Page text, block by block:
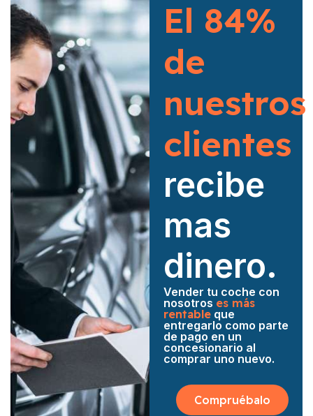
El 84%
de
nuestros
clientes
recibe
mas
dinero.
Vender tu coche con
nosotros es más
rentableque
entregarlo como parte
de pago en un
concesionario al
comprar uno nuevo.
Compruébalo